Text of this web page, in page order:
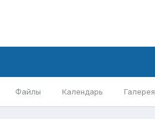
Файлы Календарь Галерея